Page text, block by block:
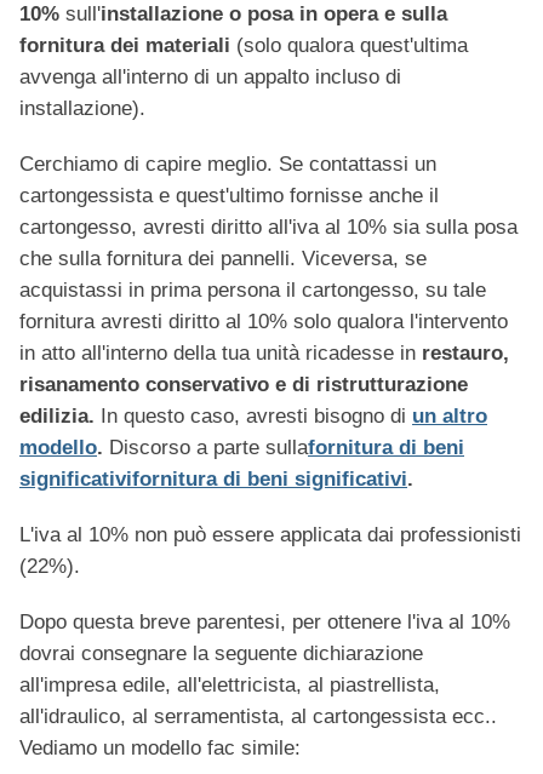
10% sull'installazione o posa in opera e sulla
fornitura dei materiali (solo qualora quest'ultima
avvenga all'interno di un appalto incluso di
installazione).
Cerchiamo di capire meglio. Se contattassi un
cartongessista e quest'ultimo fornisse anche il
cartongesso, avresti diritto all'iva al 10% sia sulla posa
che sulla fornitura dei pannelli. Viceversa, se
acquistassi in prima persona il cartongesso, su tale
fornitura avresti diritto al 10% solo qualora l'intervento
in atto all'interno della tua unità ricadesse in restauro,
risanamento conservativo e di ristrutturazione
edilizia. In questo caso, avresti bisogno di un altro
modello. Discorso a parte sullafornitura di beni
significativifornitura di beni significativi.
L'iva al 10% non può essere applicata dai professionisti
(22%).
Dopo questa breve parentesi, per ottenere l'iva al 10%
dovrai consegnare la seguente dichiarazione
all'impresa edile, all'elettricista, al piastrellista,
all'idraulico, al serramentista, al cartongessista ecc..
Vediamo un modello fac simile: